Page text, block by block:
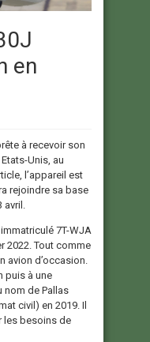
en
à recevoir son
Unis, au
l’appareil est
rejoindre sa base
7T-WJA
2022. Tout comme
avion d’occasion.
puis à une
nom de Pallas
civil) en 2019. Il
les besoins de